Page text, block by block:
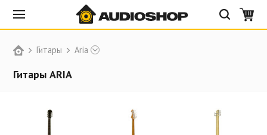
Гитары Aria
Гитары ARIA